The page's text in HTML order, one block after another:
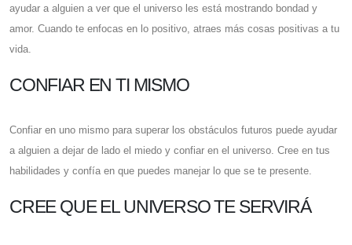
ayudar a alguien a ver que el universo les está mostrando bondad y
amor. Cuando te enfocas en lo positivo, atraes más cosas positivas a tu
vida.
CONFIAR EN TI MISMO
Confiar en uno mismo para superar los obstáculos futuros puede ayudar
a alguien a dejar de lado el miedo y confiar en el universo. Cree en tus
habilidades y confía en que puedes manejar lo que se te presente.
CREE QUE EL UNIVERSO TE SERVIRÁ